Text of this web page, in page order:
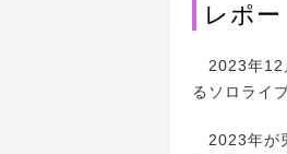
レポー
2023年12
るソロライ
2023年が